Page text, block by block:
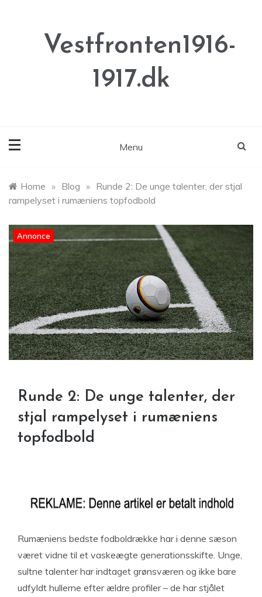
Vestfronten1916-
1917.dk
Menu
Home » Blog » Runde 2: De unge talenter, der stjal
rampelyset i rumæniens topfodbold
Annonce
Runde 2: De unge talenter, der
stjal rampelyset i rumæniens
topfodbold
Rumæniens bedste fodboldrække har i denne sæson
været vidne til et vaskeægte generationsskifte. Unge,
sultne talenter har indtaget grønsværen og ikke bare
udfyldt hullerne efter ældre profiler – de har stjålet